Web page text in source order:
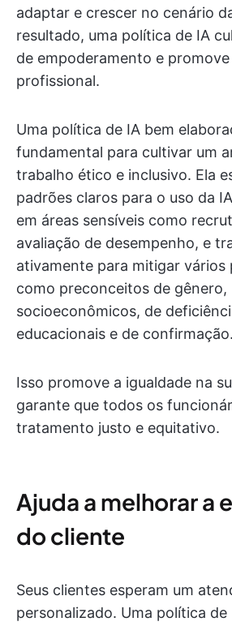
adaptar e crescer no cenário
resultado, uma política de IA
de empoderamento e
profissional.
Uma política de IA bem
fundamental para cultivar um
trabalho ético e inclusivo. Ela
padrões claros para o uso da
em áreas sensíveis como
avaliação de desempenho, e
ativamente para mitigar vários
como preconceitos de gênero,
socioeconômicos, de
educacionais e de confirmação.
Isso promove a igualdade na
garante que todos os
tratamento justo e equitativo.
Ajuda a melhorar a
do cliente
Seus clientes esperam um
personalizado. Uma política de